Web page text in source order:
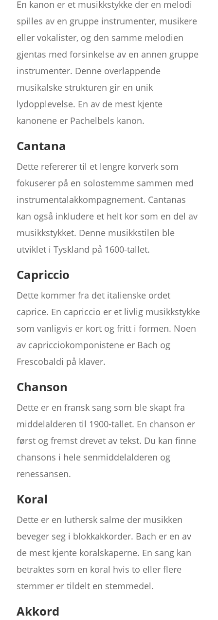
En kanon er et musikkstykke der en melodi
spilles av en gruppe instrumenter, musikere
eller vokalister, og den samme melodien
gjentas med forsinkelse av en annen gruppe
instrumenter. Denne overlappende
musikalske strukturen gir en unik
lydopplevelse. En av de mest kjente
kanonene er Pachelbels kanon.
Cantana
Dette refererer til et lengre korverk som
fokuserer på en solostemme sammen med
instrumentalakkompagnement. Cantanas
kan også inkludere et helt kor som en del av
musikkstykket. Denne musikkstilen ble
utviklet i Tyskland på 1600-tallet.
Capriccio
Dette kommer fra det italienske ordet
caprice. En capriccio er et livlig musikkstykke
som vanligvis er kort og fritt i formen. Noen
av capricciokomponistene er Bach og
Frescobaldi på klaver.
Chanson
Dette er en fransk sang som ble skapt fra
middelalderen til 1900-tallet. En chanson er
først og fremst drevet av tekst. Du kan finne
chansons i hele senmiddelalderen og
renessansen.
Koral
Dette er en luthersk salme der musikken
beveger seg i blokkakkorder. Bach er en av
de mest kjente koralskaperne. En sang kan
betraktes som en koral hvis to eller flere
stemmer er tildelt en stemmedel.
Akkord